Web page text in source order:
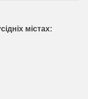
містах: